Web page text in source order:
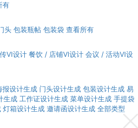
有
头 包装瓶帖 包装袋 查看所有
VI设计 餐饮 / 店铺VI设计 会议 / 活动VI设
报设计生成 门头设计生成 包装设计生成 易
生成 工作证设计生成 菜单设计生成 手提袋
灯箱设计生成 邀请函设计生成 全部类型